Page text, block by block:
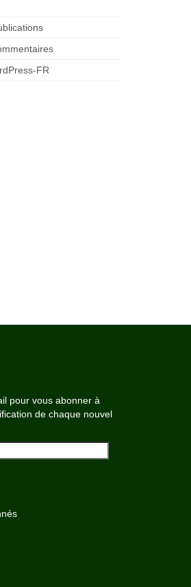
FR
pour vous abonner à
de chaque nouvel